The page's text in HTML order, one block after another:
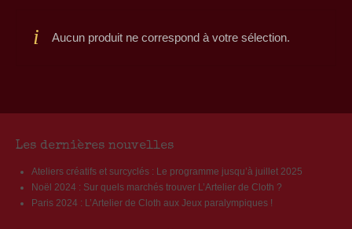
Aucun produit ne correspond à votre sélection.
Les dernières nouvelles
Ateliers créatifs et surcyclés : Le programme jusqu’à juillet 2025
Noël 2024 : Sur quels marchés trouver L’Artelier de Cloth ?
Paris 2024 : L’Artelier de Cloth aux Jeux paralympiques !